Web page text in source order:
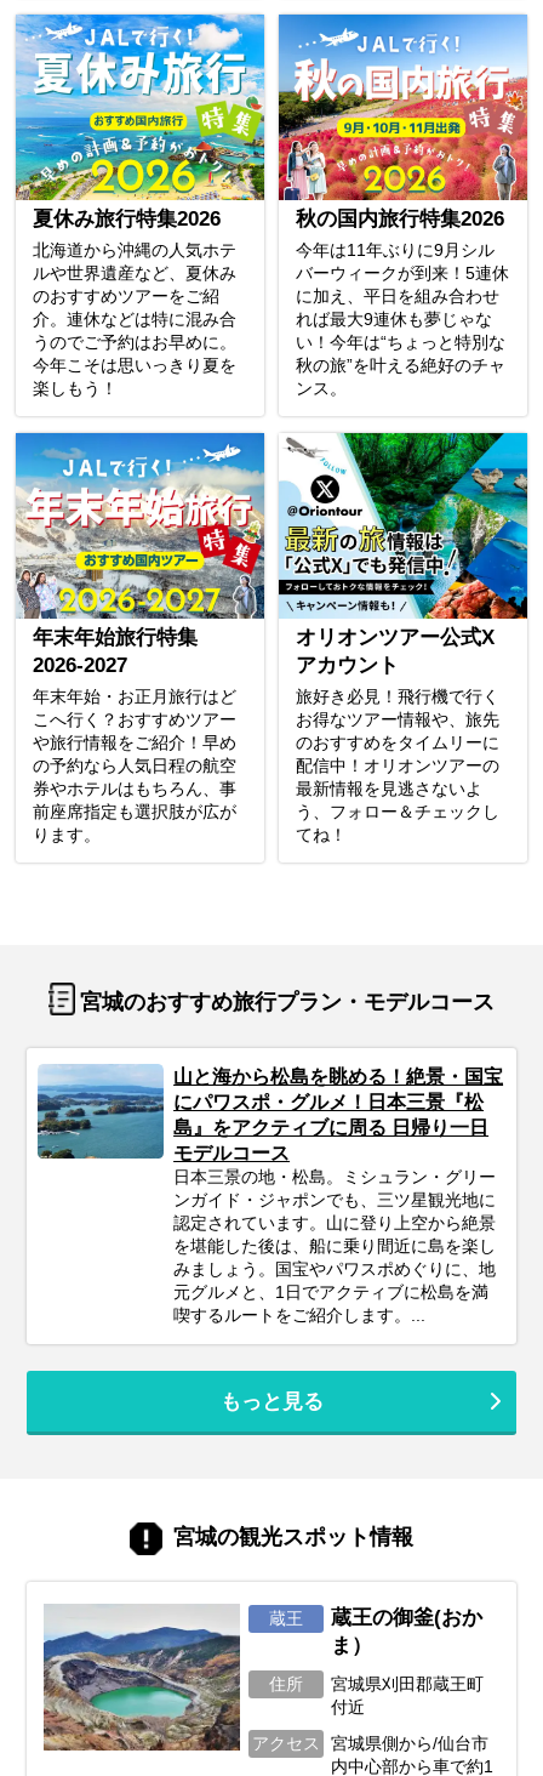
夏休み旅行特集2026
北海道から沖縄の人気ホテ
ルや世界遺産など、夏休み
のおすすめツアーをご紹
介。連休などは特に混み合
うのでご予約はお早めに。
今年こそは思いっきり夏を
楽しもう！
秋の国内旅行特集2026
今年は11年ぶりに9月シル
バーウィークが到来！5連休
に加え、平日を組み合わせ
れば最大9連休も夢じゃな
い！今年は“ちょっと特別な
秋の旅”を叶える絶好のチャ
ンス。
年末年始旅行特集
2026-2027
年末年始・お正月旅行はど
こへ行く？おすすめツアー
や旅行情報をご紹介！早め
の予約なら人気日程の航空
券やホテルはもちろん、事
前座席指定も選択肢が広が
ります。
オリオンツアー公式X
アカウント
旅好き必見！飛行機で行く
お得なツアー情報や、旅先
のおすすめをタイムリーに
配信中！オリオンツアーの
最新情報を見逃さないよ
う、フォロー＆チェックし
てね！
宮城のおすすめ旅行プラン・モデルコース
山と海から松島を眺める！絶景・国宝
にパワスポ・グルメ！日本三景『松
島』をアクティブに周る 日帰り一日
モデルコース
日本三景の地・松島。ミシュラン・グリー
ンガイド・ジャポンでも、三ツ星観光地に
認定されています。山に登り上空から絶景
を堪能した後は、船に乗り間近に島を楽し
みましょう。国宝やパワスポめぐりに、地
元グルメと、1日でアクティブに松島を満
喫するルートをご紹介します。...
もっと見る
宮城の観光スポット情報
蔵王
蔵王の御釜(おか
ま）
住所
宮城県刈田郡蔵王町
付近
アクセス
宮城県側から/仙台市
内中心部から車で約1